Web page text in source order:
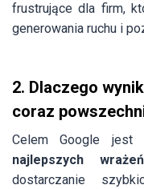
frustrujące dla firm,
generowania ruchu i
2. Dlaczego
coraz
Celem Google jest
najlepszych wrażeń
dostarczanie